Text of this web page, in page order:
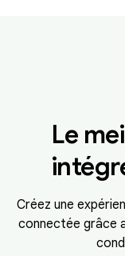
Le
Créez une
connectée grâce